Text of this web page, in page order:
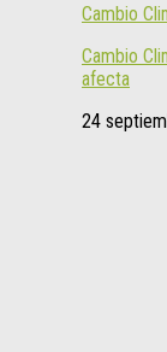
Cambio
Cambio
afecta
24